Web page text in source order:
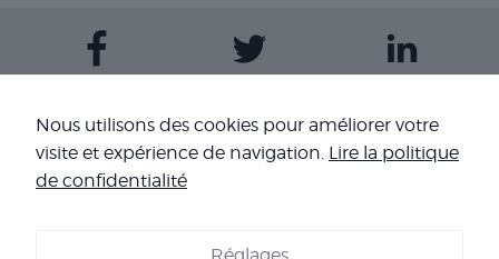
Contactez-nous
Nous utilisons des cookies pour améliorer votre
visite et expérience de navigation. Lire la politique
de confidentialité